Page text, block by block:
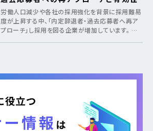
労働人口減少や各社の採用強化を背景に採用難易
度が上昇する中、「内定辞退者・過去応募者へ再ア
プローチ」し採用を図る企業が増加しています。 そ